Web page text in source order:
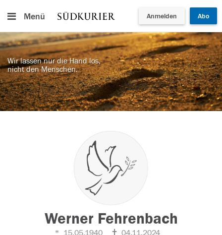
Menü Anmelden Abo
Wir lassen nur die Hand los,
nicht den Menschen.
Werner Fehrenbach
15.05.1940 04.11.2024